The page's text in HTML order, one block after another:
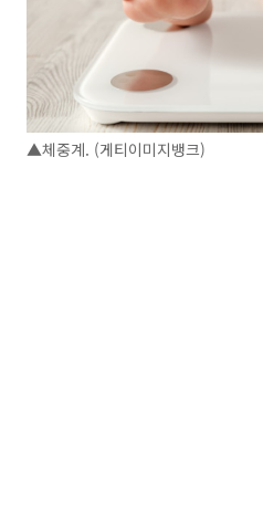
▲체중계. (게티이미지뱅크)